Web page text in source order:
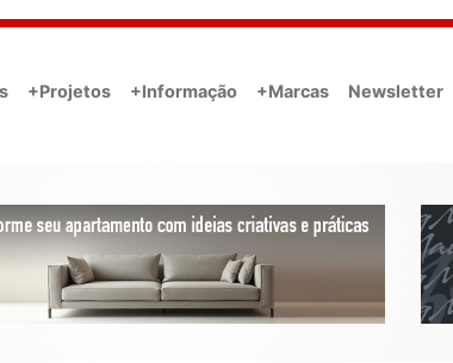
+Projetos +Informação +Marcas Newsletter